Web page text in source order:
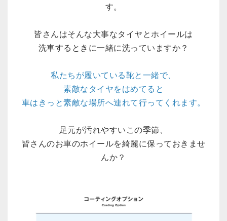
す。
皆さんはそんな大事なタイヤとホイールは
洗車するときに一緒に洗っていますか？
私たちが履いている靴と一緒で、
素敵なタイヤをはめてると
車はきっと素敵な場所へ連れて行ってくれます。
足元が汚れやすいこの季節、
皆さんのお車のホイールを綺麗に保っておきませ
んか？